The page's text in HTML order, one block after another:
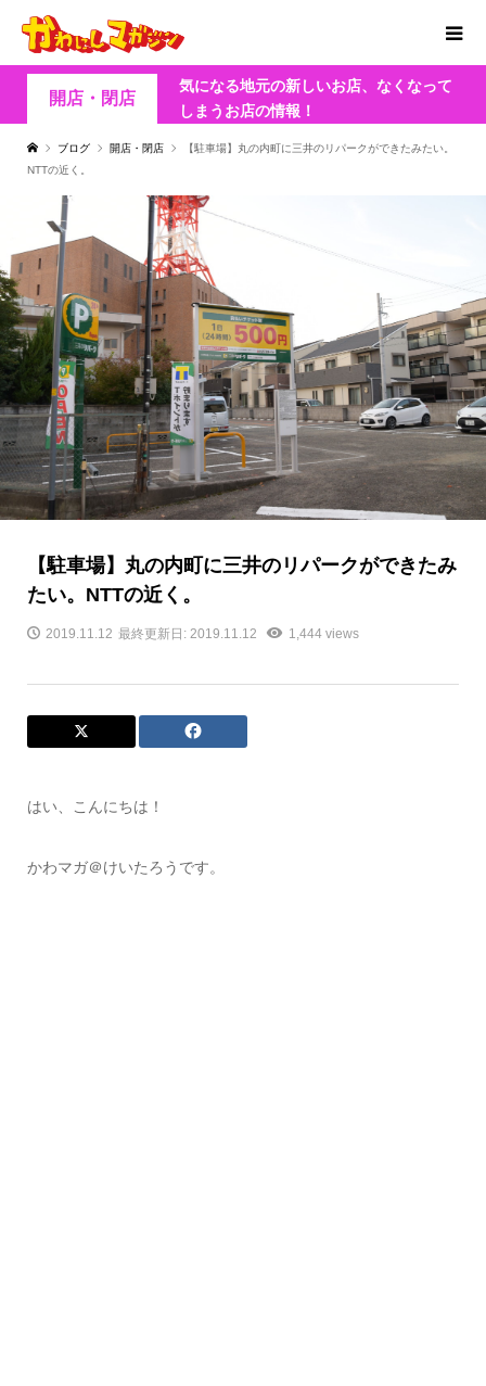
開店・閉店
気になる地元の新しいお店、なくなって
しまうお店の情報！
ブログ 開店・閉店
【駐車場】丸の内町に三井のリパークができたみたい。
NTTの近く。
【駐車場】丸の内町に三井のリパークができたみ
たい。NTTの近く。
2019.11.12 最終更新日: 2019.11.12 1,444 views
はい、こんにちは！
かわマガ＠けいたろうです。